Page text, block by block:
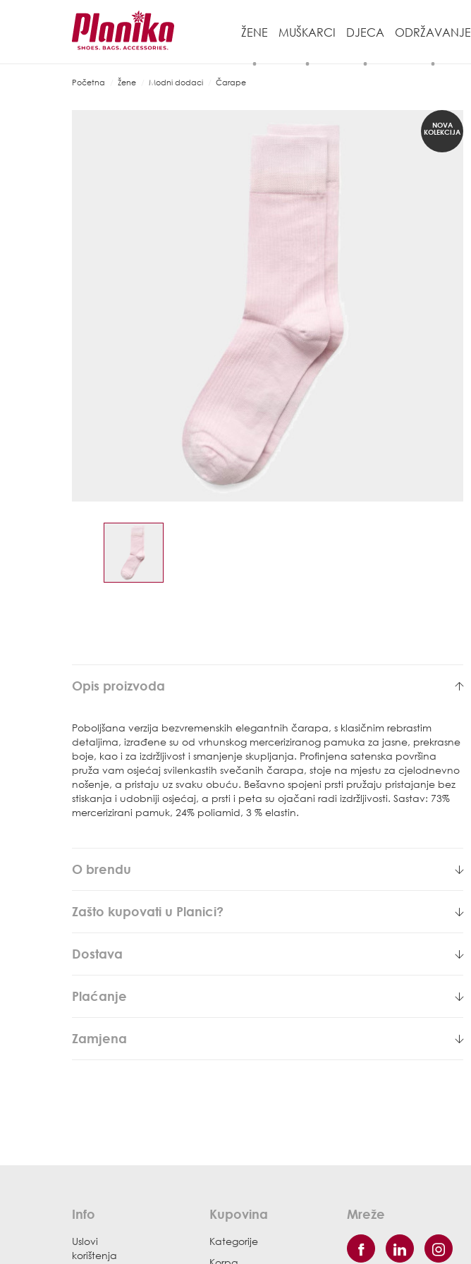
ŽENE MUŠKARCI DJECA ODRŽAVANJE
Početna Žene Modni dodaci Čarape
NOVA
KOLEKCIJA
Opis proizvoda
Poboljšana verzija bezvremenskih elegantnih čarapa, s klasičnim rebrastim
detaljima, izrađene su od vrhunskog merceriziranog pamuka za jasne, prekrasne
boje, kao i za izdržljivost i smanjenje skupljanja. Profinjena satenska površina
pruža vam osjećaj svilenkastih svečanih čarapa, stoje na mjestu za cjelodnevno
nošenje, a pristaju uz svaku obuću. Bešavno spojeni prsti pružaju pristajanje bez
stiskanja i udobniji osjećaj, a prsti i peta su ojačani radi izdržljivosti. Sastav: 73%
mercerizirani pamuk, 24% poliamid, 3 % elastin.
O brendu
Zašto kupovati u Planici?
Dostava
Plaćanje
Zamjena
Info
Uslovi
korištenja
Kupovina
Kategorije
Mreže